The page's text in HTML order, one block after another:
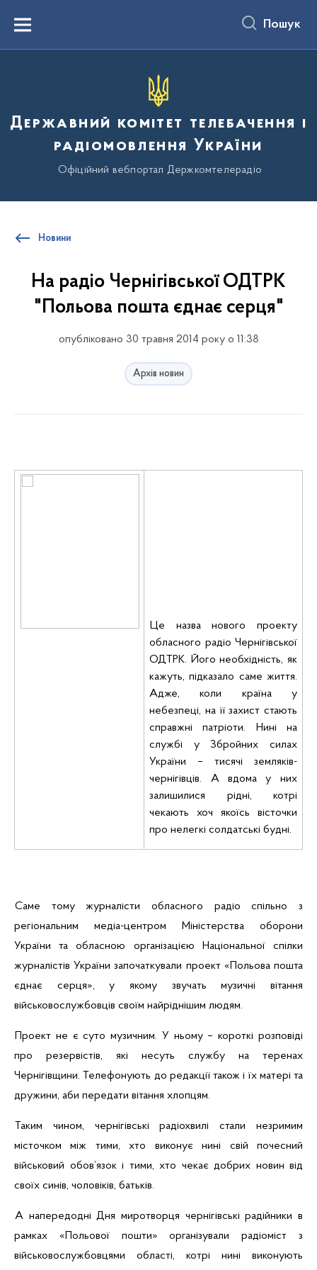
вмістуMenu Пошук
Державний комітет телебачення і
радіомовлення України
Офіційний вебпортал Держкомтелерадіо
Новини
На радіо Чернігівської ОДТРК
"Польова пошта єднає серця"
опубліковано 30 травня 2014 року о 11:38
Архів новин
Це назва нового проекту
обласного радіо Чернігівської
ОДТРК. Його необхідність, як
кажуть, підказало саме життя.
Адже, коли країна у
небезпеці, на її захист стають
справжні патріоти. Нині на
службі у Збройних силах
України – тисячі земляків-
чернігівців. А вдома у них
залишилися рідні, котрі
чекають хоч якоїсь вісточки
про нелегкі солдатські будні.
Саме тому журналісти обласного радіо спільно з
регіональним медіа-центром Міністерства оборони
України та обласною організацією Національної спілки
журналістів України започаткували проект «Польова пошта
єднає серця», у якому звучать музичні вітання
військовослужбовців своїм найріднішим людям.
Проект не є суто музичним. У ньому – короткі розповіді
про резервістів, які несуть службу на теренах
Чернігівщини. Телефонують до редакції також і їх матері та
дружини, аби передати вітання хлопцям.
Таким чином, чернігівські радіохвилі стали незримим
місточком між тими, хто виконує нині свій почесний
військовий обов’язок і тими, хто чекає добрих новин від
своїх синів, чоловіків, батьків.
А напередодні Дня миротворця чернігівськірадійники в
рамках «Польової пошти» організували радіоміст з
військовослужбовцями області, котрі нині виконують